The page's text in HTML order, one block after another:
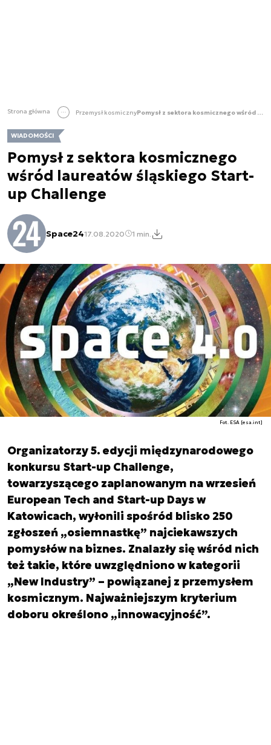
Strona główna Przemysł kosmiczny Pomysł z sektora kosmicznego wśród laureatów śląskiego Start-up Challenge
WIADOMOŚCI
Pomysł z sektora kosmicznego
wśród laureatów śląskiego Start-
up Challenge
Space2417.08.2020 1 min.
Fot. ESA [esa.int]
Organizatorzy 5. edycji międzynarodowego
konkursu Start-up Challenge,
towarzyszącego zaplanowanym na wrzesień
European Tech and Start-up Days w
Katowicach, wyłonili spośród blisko 250
zgłoszeń „osiemnastkę” najciekawszych
pomysłów na biznes. Znalazły się wśród nich
też takie, które uwzględniono w kategorii
„New Industry” – powiązanej z przemysłem
kosmicznym. Najważniejszym kryterium
doboru określono „innowacyjność”.